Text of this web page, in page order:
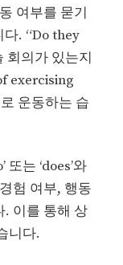
여부를 묻기
다. “Do they
회의가 있는지
exercising
운동하는 습
또는 ‘does’와
험 여부, 행동
. 이를 통해 상
니다.